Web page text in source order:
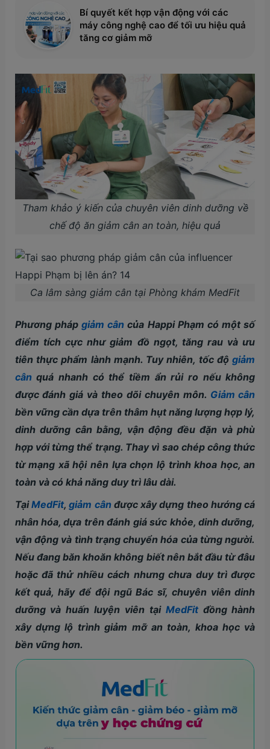
Bí quyết kết hợp vận động với các
máy công nghệ cao để tối ưu hiệu quả
tăng cơ giảm mỡ
Tham khảo ý kiến của chuyên viên dinh dưỡng về
chế độ ăn giảm cân an toàn, hiệu quả
Ca lâm sàng giảm cân tại Phòng khám MedFit
Phương phápgiảm cân của Happi Phạm có một số
điểm tích cực như giảm đồ ngọt, tăng rau và ưu
tiên thực phẩm lành mạnh. Tuy nhiên, tốc độgiảm
cânquá nhanh có thể tiềm ẩn rủi ro nếu không
được đánh giá và theo dõi chuyên môn. Giảm cân
bền vững cần dựa trên thâm hụt năng lượng hợp lý,
dinh dưỡng cân bằng, vận động đều đặn và phù
hợp với từng thể trạng. Thay vì sao chép công thức
từ mạng xã hội nên lựa chọn lộ trình khoa học, an
toàn và có khả năng duy trì lâu dài.
TạiMedFit,giảm cânđược xây dựng theo hướng cá
nhân hóa, dựa trên đánh giá sức khỏe, dinh dưỡng,
vận động và tình trạng chuyển hóa của từng người.
Nếu đang băn khoăn không biết nên bắt đầu từ đâu
hoặc đã thử nhiều cách nhưng chưa duy trì được
kết quả, hãy để đội ngũ Bác sĩ, chuyên viên dinh
dưỡng và huấn luyện viên tại MedFitđồng hành
xây dựng lộ trình giảm mỡ an toàn, khoa học và
bền vững hơn.